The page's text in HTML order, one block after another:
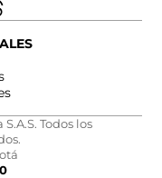
Todos los